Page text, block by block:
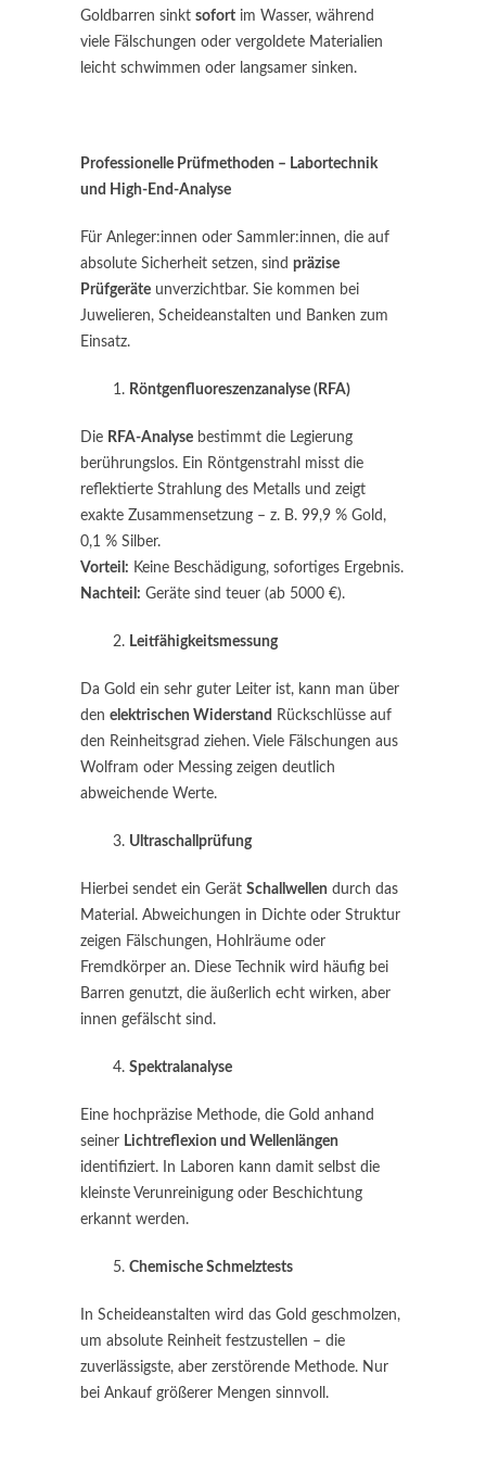
Goldbarren sinkt sofort im Wasser, während
viele Fälschungen oder vergoldete Materialien
leicht schwimmen oder langsamer sinken.
Professionelle Prüfmethoden – Labortechnik
und High-End-Analyse
Für Anleger:innen oder Sammler:innen, die auf
absolute Sicherheit setzen, sind präzise
Prüfgeräte unverzichtbar. Sie kommen bei
Juwelieren, Scheideanstalten und Banken zum
Einsatz.
Röntgenfluoreszenzanalyse (RFA)
Die RFA-Analyse bestimmt die Legierung
berührungslos. Ein Röntgenstrahl misst die
reflektierte Strahlung des Metalls und zeigt
exakte Zusammensetzung – z. B. 99,9 % Gold,
0,1 % Silber.
Vorteil: Keine Beschädigung, sofortiges Ergebnis.
Nachteil: Geräte sind teuer (ab 5000 €).
Leitfähigkeitsmessung
Da Gold ein sehr guter Leiter ist, kann man über
den elektrischen Widerstand Rückschlüsse auf
den Reinheitsgrad ziehen. Viele Fälschungen aus
Wolfram oder Messing zeigen deutlich
abweichende Werte.
Ultraschallprüfung
Hierbei sendet ein Gerät Schallwellen durch das
Material. Abweichungen in Dichte oder Struktur
zeigen Fälschungen, Hohlräume oder
Fremdkörper an. Diese Technik wird häufig bei
Barren genutzt, die äußerlich echt wirken, aber
innen gefälscht sind.
Spektralanalyse
Eine hochpräzise Methode, die Gold anhand
seiner Lichtreflexion und Wellenlängen
identifiziert. In Laboren kann damit selbst die
kleinste Verunreinigung oder Beschichtung
erkannt werden.
Chemische Schmelztests
In Scheideanstalten wird das Gold geschmolzen,
um absolute Reinheit festzustellen – die
zuverlässigste, aber zerstörende Methode. Nur
bei Ankauf größerer Mengen sinnvoll.